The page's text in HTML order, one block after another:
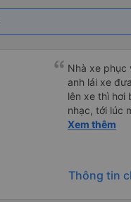
Nhà xe phục
anh lái xe
lên xe thì hơi
nhạc, tới lúc
thì anh đã
đó. Cảm ơn
Xem thêm
Thông tin